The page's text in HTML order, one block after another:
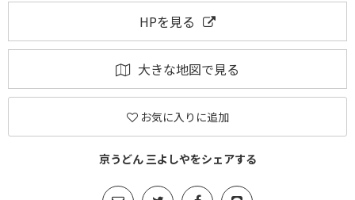
HPを見る
大きな地図で見る
お気に入りに追加
京うどん 三よしやをシェアする